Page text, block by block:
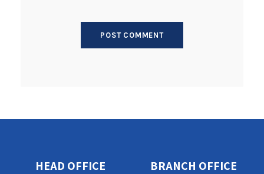
HEAD OFFICE BRANCH OFFICE